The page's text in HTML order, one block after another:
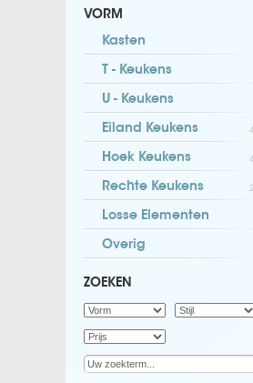
VORM
Kasten
T - Keukens
U - Keukens
Eiland Keukens
Hoek Keukens
Rechte Keukens
Losse Elementen
Overig
ZOEKEN